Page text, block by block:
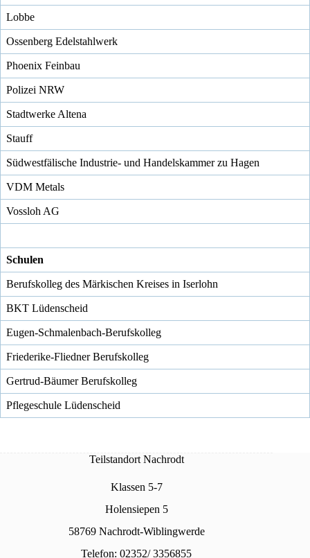
Lobbe
Ossenberg Edelstahlwerk
Phoenix Feinbau
Polizei NRW
Stadtwerke Altena
Stauff
Südwestfälische Industrie- und Handelskammer zu Hagen
VDM Metals
Vossloh AG
Schulen
Berufskolleg des Märkischen Kreises in Iserlohn
BKT Lüdenscheid
Eugen-Schmalenbach-Berufskolleg
Friederike-Fliedner Berufskolleg
Gertrud-Bäumer Berufskolleg
Pflegeschule Lüdenscheid
Teilstandort Nachrodt
Klassen 5-7
Holensiepen 5
58769 Nachrodt-Wiblingwerde
Telefon: 02352/ 3356855